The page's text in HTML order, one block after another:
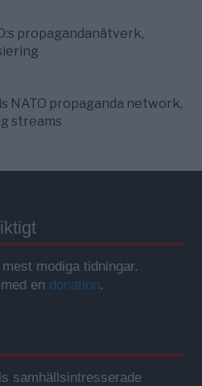
propagandanätverk,
NATO propaganda network,
streams
modiga tidningar.
en donation.
samhällsintresserade